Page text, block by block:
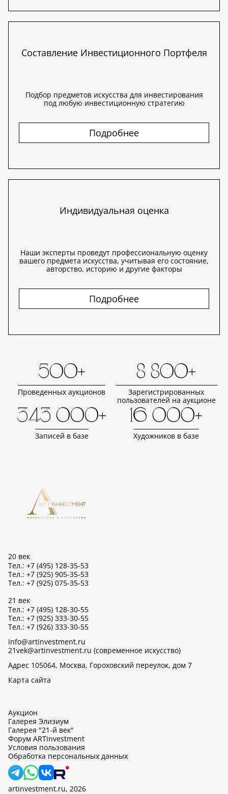
Составление Инвестиционного Портфеля
Подбор предметов искусства для инвестирования
под любую инвестиционную стратегию
Подробнее
Индивидуальная оценка
Наши эксперты проведут профессиональную оценку
вашего предмета искусства, учитывая его состояние,
авторство, историю и другие факторы
Подробнее
500+
Проведенных аукционов
8 800+
Зарегистрированных
пользователей на аукционе
343 000+
Записей в базе
16 000+
Художников в базе
20 век
Тел.: +7 (495) 128-35-53
Тел.: +7 (925) 905-35-53
Тел.: +7 (925) 075-35-53
21 век
Тел.: +7 (495) 128-30-55
Тел.: +7 (925) 333-30-55
Тел.: +7 (926) 333-30-55
info@artinvestment.ru
21vek@artinvestment.ru (современное искусство)
Адрес 105064, Москва, Гороховский переулок, дом 7
Карта сайта
Аукцион
Галерея Элизиум
Галерея "21-й век"
Форум ARTinvestment
Условия пользования
Обработка персональных данных
artinvestment.ru, 2026